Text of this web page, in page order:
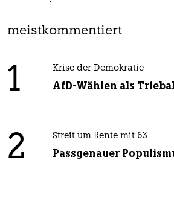
meistkommentiert
1 Krise der Demokratie
AfD-Wählen als
2 Streit um Rente mit 63
Passgenauer